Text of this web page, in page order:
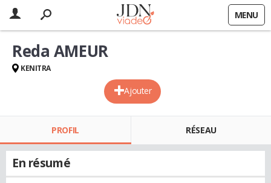
MENU
Ajouter
Reda AMEUR
KENITRA
PROFIL RÉSEAU
En résumé